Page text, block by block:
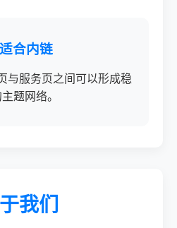
合内链
与服务页之间可以形成稳
题网络。
我们